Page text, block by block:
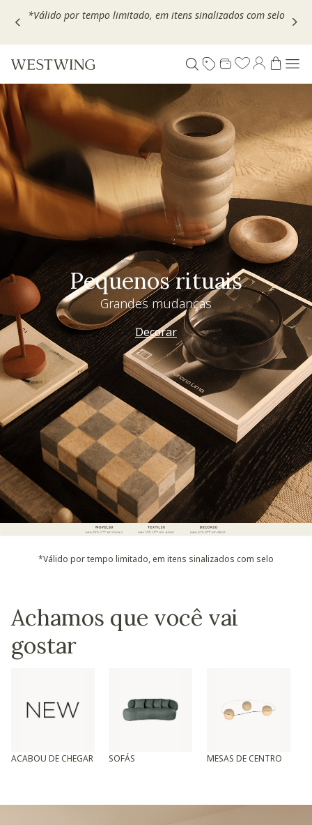
Escolha seu VOUCHER e ganhe até 30% OFF*: useMOVEL30,
Pequenos rituais
Grandes mudanças
Decorar
*Válido por tempo limitado, em itens sinalizados com selo
Achamos que você vai
gostar
ACABOU DE CHEGAR SOFÁS MESAS DE CENTRO